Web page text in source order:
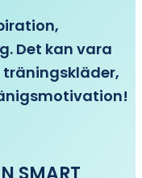
Det kan vara